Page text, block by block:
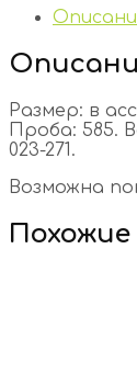
Отправить
Размер: в
Проба: 585.
023-271.
Возможна